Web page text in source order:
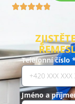
Telefonní číslo
Jméno a